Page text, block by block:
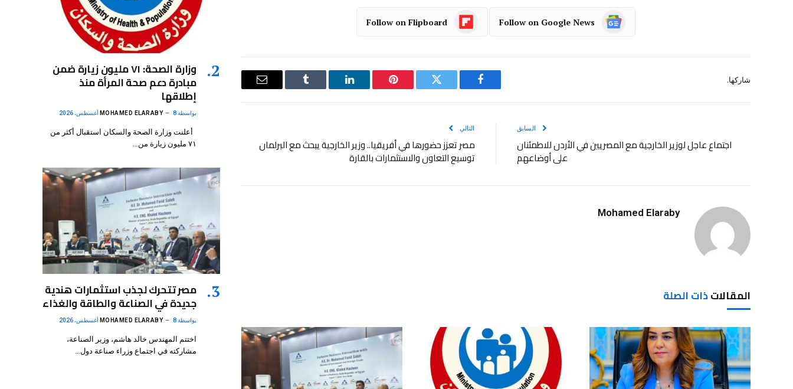
Follow on Google News
Follow on Flipboard
شاركها.
فيسبوك
تويتر بينتيريستلينكدإن Tumblr
البريد
السابق
اجتماع عاجل لوزير الخارجية مع المصريين في الأردن للاطمئنان
على أوضاعهم
التالي
مصر تعزز حضورها في أفريقيا.. وزير الخارجية يبحث مع البرلمان
توسيع التعاون والاستثمارات بالقارة
Mohamed Elaraby
المقالاتذات الصلة
وزارة الصحة: ٧١ مليون زيارة ضمن
مبادرة دعم صحة المرأة منذ
إطلاقها
بواسطة MOHAMED ELARABY 8 أغسطس، 2026
أعلنت وزارة الصحة والسكان استقبال أكثر من
٧١ مليون زيارة من…
مصر تتحرك لجذب استثمارات هندية
جديدة في الصناعة والطاقة والغذاء
بواسطة MOHAMED ELARABY 8 أغسطس، 2026
اختتم المهندس خالد هاشم، وزير الصناعة،
مشاركته في اجتماع وزراء صناعة دول…